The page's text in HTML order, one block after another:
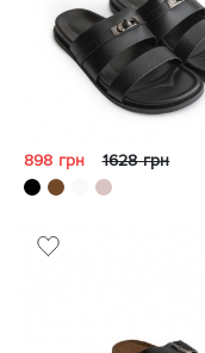
898 грн 1628 грн